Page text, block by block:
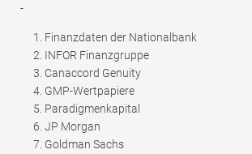
-
Finanzdaten der Nationalbank
INFOR Finanzgruppe
Canaccord Genuity
GMP-Wertpapiere
Paradigmenkapital
JP Morgan
Goldman Sachs